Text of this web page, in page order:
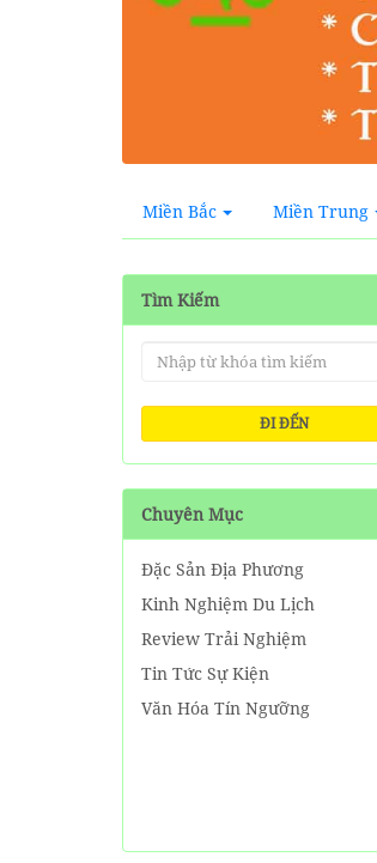
Miền Bắc Miền Trung
Tìm Kiếm
ĐI ĐẾN
Chuyên Mục
Đặc Sản Địa Phương
Kinh Nghiệm Du Lịch
Review Trải Nghiệm
Tin Tức Sự Kiện
Văn Hóa Tín Ngưỡng